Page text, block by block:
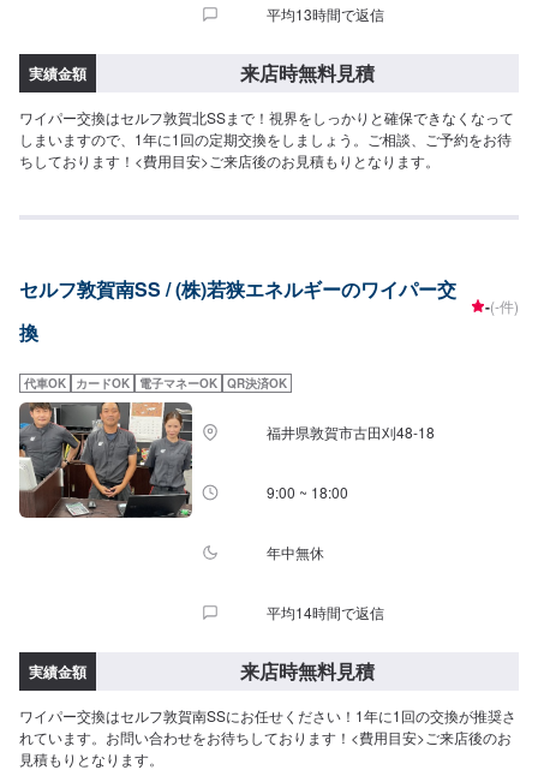
平均13時間で返信
実績金額 来店時無料見積
ワイパー交換はセルフ敦賀北SSまで！視界をしっかりと確保できなくなって
しまいますので、1年に1回の定期交換をしましょう。ご相談、ご予約をお待
ちしております！<費用目安>ご来店後のお見積もりとなります。
セルフ敦賀南SS / (株)若狭エネルギーのワイパー交
換
-(-件)
代車OK カードOK 電子マネーOK QR決済OK
福井県敦賀市古田刈48-18
9:00 ~ 18:00
年中無休
平均14時間で返信
実績金額 来店時無料見積
ワイパー交換はセルフ敦賀南SSにお任せください！1年に1回の交換が推奨さ
れています。お問い合わせをお待ちしております！<費用目安>ご来店後のお
見積もりとなります。